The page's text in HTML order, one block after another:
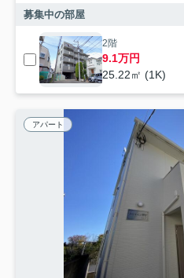
募集中の部屋
2階
9.1万円
25.22㎡ (1K)
アパート